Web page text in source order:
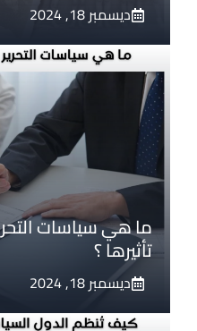
ديسمبر 18, 2024
ما هي سياسات
تأثيرها ؟
ديسمبر 18, 2024